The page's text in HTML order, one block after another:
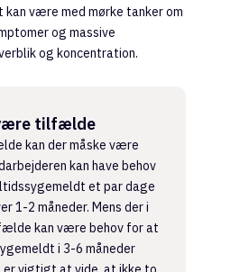
kan være med mørke tanker om
og massive
og koncentration.
tilfælde
kan der måske være
kan have behov
et par dage
1-2 måneder. Mens der i
kan være behov for at
i 3-6 måneder